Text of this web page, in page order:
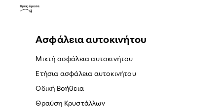
Ασφάλεια αυτοκινήτου
Μικτή ασφάλεια αυτοκινήτου
Ετήσια ασφάλεια αυτοκινήτου
Οδική Βοήθεια
Θραύση Κρυστάλλων